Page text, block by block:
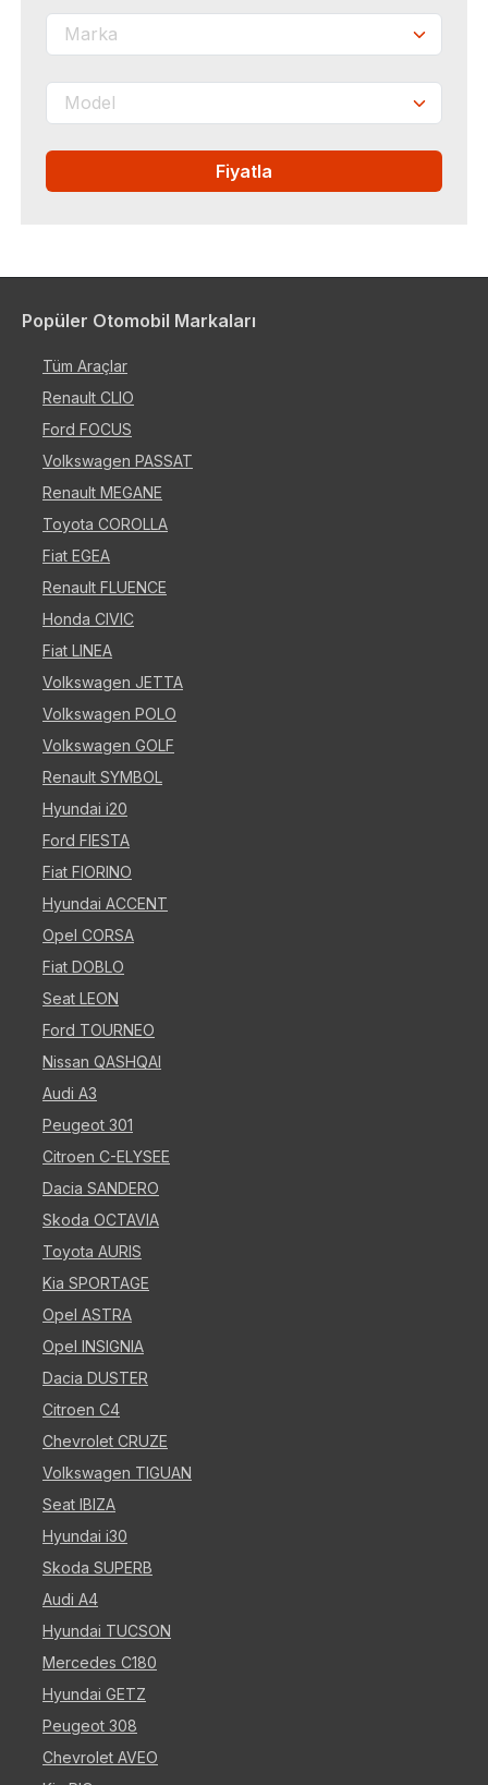
Fiyatla
Popüler Otomobil Markaları
Tüm Araçlar
Renault CLIO
Ford FOCUS
Volkswagen PASSAT
Renault MEGANE
Toyota COROLLA
Fiat EGEA
Renault FLUENCE
Honda CIVIC
Fiat LINEA
Volkswagen JETTA
Volkswagen POLO
Volkswagen GOLF
Renault SYMBOL
Hyundai i20
Ford FIESTA
Fiat FIORINO
Hyundai ACCENT
Opel CORSA
Fiat DOBLO
Seat LEON
Ford TOURNEO
Nissan QASHQAI
Audi A3
Peugeot 301
Citroen C-ELYSEE
Dacia SANDERO
Skoda OCTAVIA
Toyota AURIS
Kia SPORTAGE
Opel ASTRA
Opel INSIGNIA
Dacia DUSTER
Citroen C4
Chevrolet CRUZE
Volkswagen TIGUAN
Seat IBIZA
Hyundai i30
Skoda SUPERB
Audi A4
Hyundai TUCSON
Mercedes C180
Hyundai GETZ
Peugeot 308
Chevrolet AVEO